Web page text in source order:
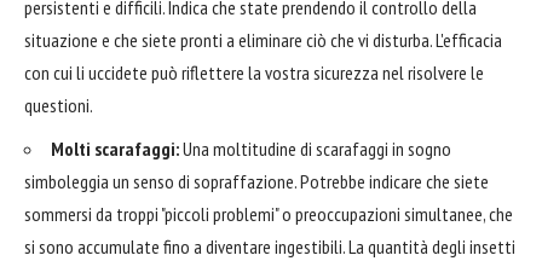
persistenti e difficili. Indica che state prendendo il controllo della
situazione e che siete pronti a eliminare ciò che vi disturba. L'efficacia
con cui li uccidete può riflettere la vostra sicurezza nel risolvere le
questioni.
Molti scarafaggi:Una moltitudine di scarafaggi in sogno
simboleggia un senso di sopraffazione. Potrebbe indicare che siete
sommersi da troppi "piccoli problemi" o preoccupazioni simultanee, che
si sono accumulate fino a diventare ingestibili. La quantità degli insetti